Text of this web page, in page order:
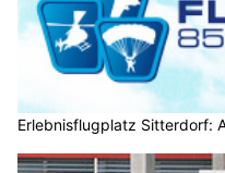
Erlebnisflugplatz Sitterdorf: